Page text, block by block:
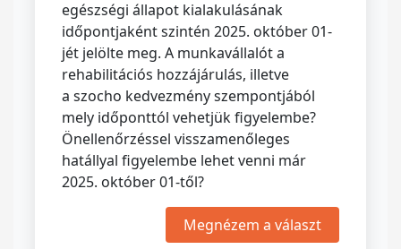
egészségi állapot kialakulásának
időpontjaként szintén 2025. október 01-
jét jelölte meg. A munkavállalót a
rehabilitációs hozzájárulás, illetve
a szocho kedvezmény szempontjából
mely időponttól vehetjük figyelembe?
Önellenőrzéssel visszamenőleges
hatállyal figyelembe lehet venni már
2025. október 01-től?
Megnézem a választ